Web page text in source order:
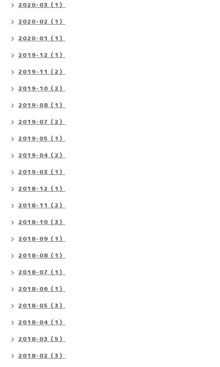
2020-03（1）
2020-02（1）
2020-01（1）
2019-12（1）
2019-11（2）
2019-10（2）
2019-08（1）
2019-07（2）
2019-05（1）
2019-04（2）
2019-03（1）
2018-12（1）
2018-11（2）
2018-10（3）
2018-09（1）
2018-08（1）
2018-07（1）
2018-06（1）
2018-05（3）
2018-04（1）
2018-03（5）
2018-02（3）